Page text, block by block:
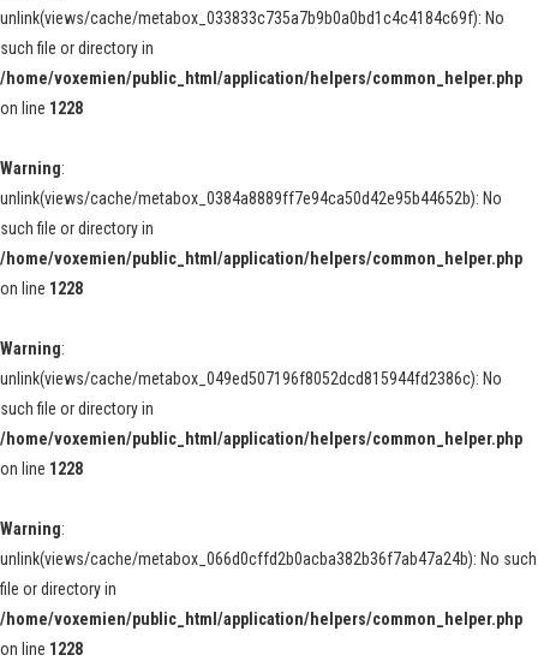
unlink(views/cache/metabox_033833c735a7b9b0a0bd1c4c4184c69f): No
such file or directory in
/home/voxemien/public_html/application/helpers/common_helper.php
on line 1228
Warning:
unlink(views/cache/metabox_0384a8889ff7e94ca50d42e95b44652b): No
such file or directory in
/home/voxemien/public_html/application/helpers/common_helper.php
on line 1228
Warning:
unlink(views/cache/metabox_049ed507196f8052dcd815944fd2386c): No
such file or directory in
/home/voxemien/public_html/application/helpers/common_helper.php
on line 1228
Warning:
unlink(views/cache/metabox_066d0cffd2b0acba382b36f7ab47a24b): No such
file or directory in
/home/voxemien/public_html/application/helpers/common_helper.php
on line 1228